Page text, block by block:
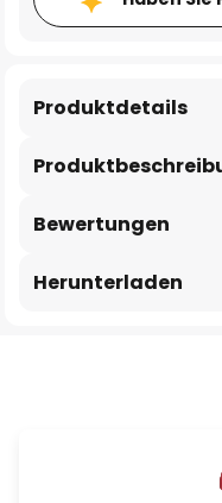
Produktdetails
Bewertungen
Herunterladen